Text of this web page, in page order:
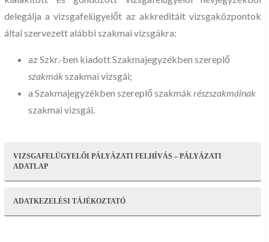
delegálja a vizsgafelügyelőt az akkreditált vizsgaközpontok
által szervezett alábbi szakmai vizsgákra:
az Szkr.-ben kiadott Szakmajegyzékben szereplő
szakmákszakmai vizsgái;
a Szakmajegyzékben szereplő szakmák részszakmáinak
szakmai vizsgái.
VIZSGAFELÜGYELŐI PÁLYÁZATI FELHÍVÁS – PÁLYÁZATI
ADATLAP
ADATKEZELÉSI TÁJÉKOZTATÓ